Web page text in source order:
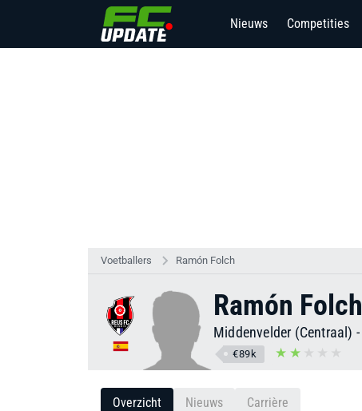
Nieuws Competities
Voetballers Ramón Folch
Ramón Folch
Middenvelder (Centraal) -
€89k
Overzicht Nieuws Carrière